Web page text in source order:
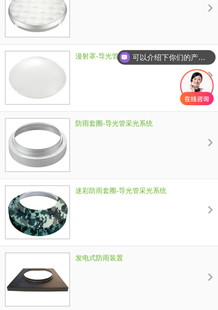
漫射罩-导光管采光系统
防雨套圈-导光管采光系统
迷彩防雨套圈-导光管采光系统
发电式防雨装置
可以介绍下你们的产品么？